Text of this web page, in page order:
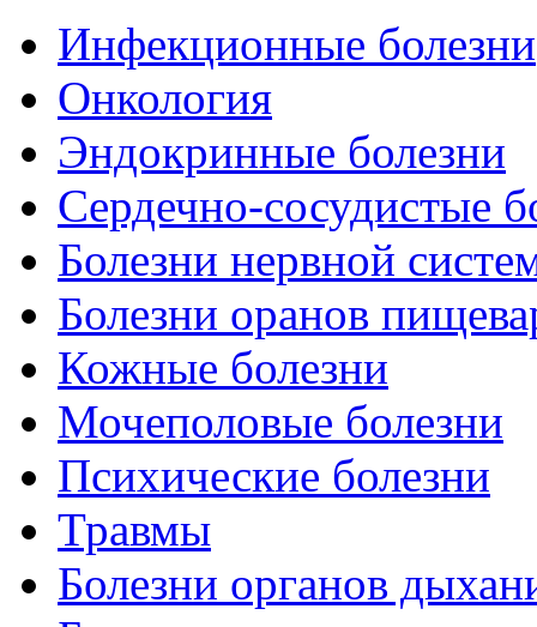
Инфекционные болезни
Онкология
Эндокринные болезни
Сердечно-сосудистые
Болезни нервной
Болезни оранов
Кожные болезни
Мочеполовые болезни
Психические болезни
Травмы
Болезни органов